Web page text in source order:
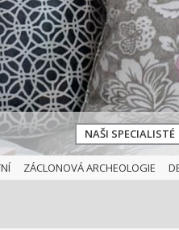
NAŠI SPECIALISTÉ
ZÁCLONOVÁ ARCHEOLOGIE